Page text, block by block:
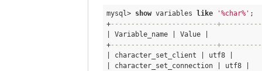
mysql> show variables like '%char%' ;
+--------------------------
| Variable_name | Value |
+--------------------------
| character_set_client | utf8 |
| character_set_connection | utf8 |